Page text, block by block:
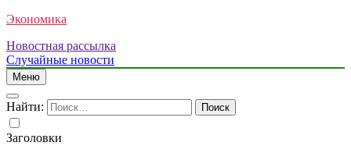
Экономика
Новостная рассылка
Случайные новости
Меню
Найти:
Заголовки